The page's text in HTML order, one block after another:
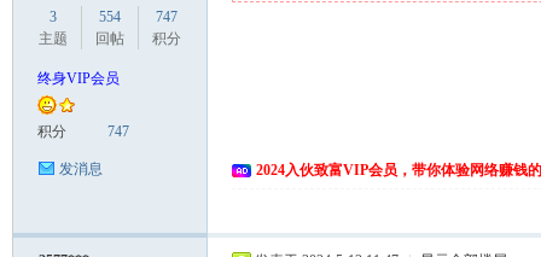
3
主题
554
回帖
747
积分
终身VIP会员
积分 747
发消息 2024入伙致富VIP会员，带你体验网络赚钱